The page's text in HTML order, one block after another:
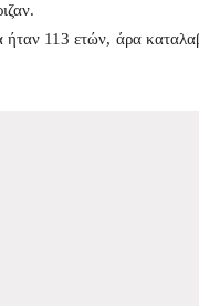
113 ετών, άρα